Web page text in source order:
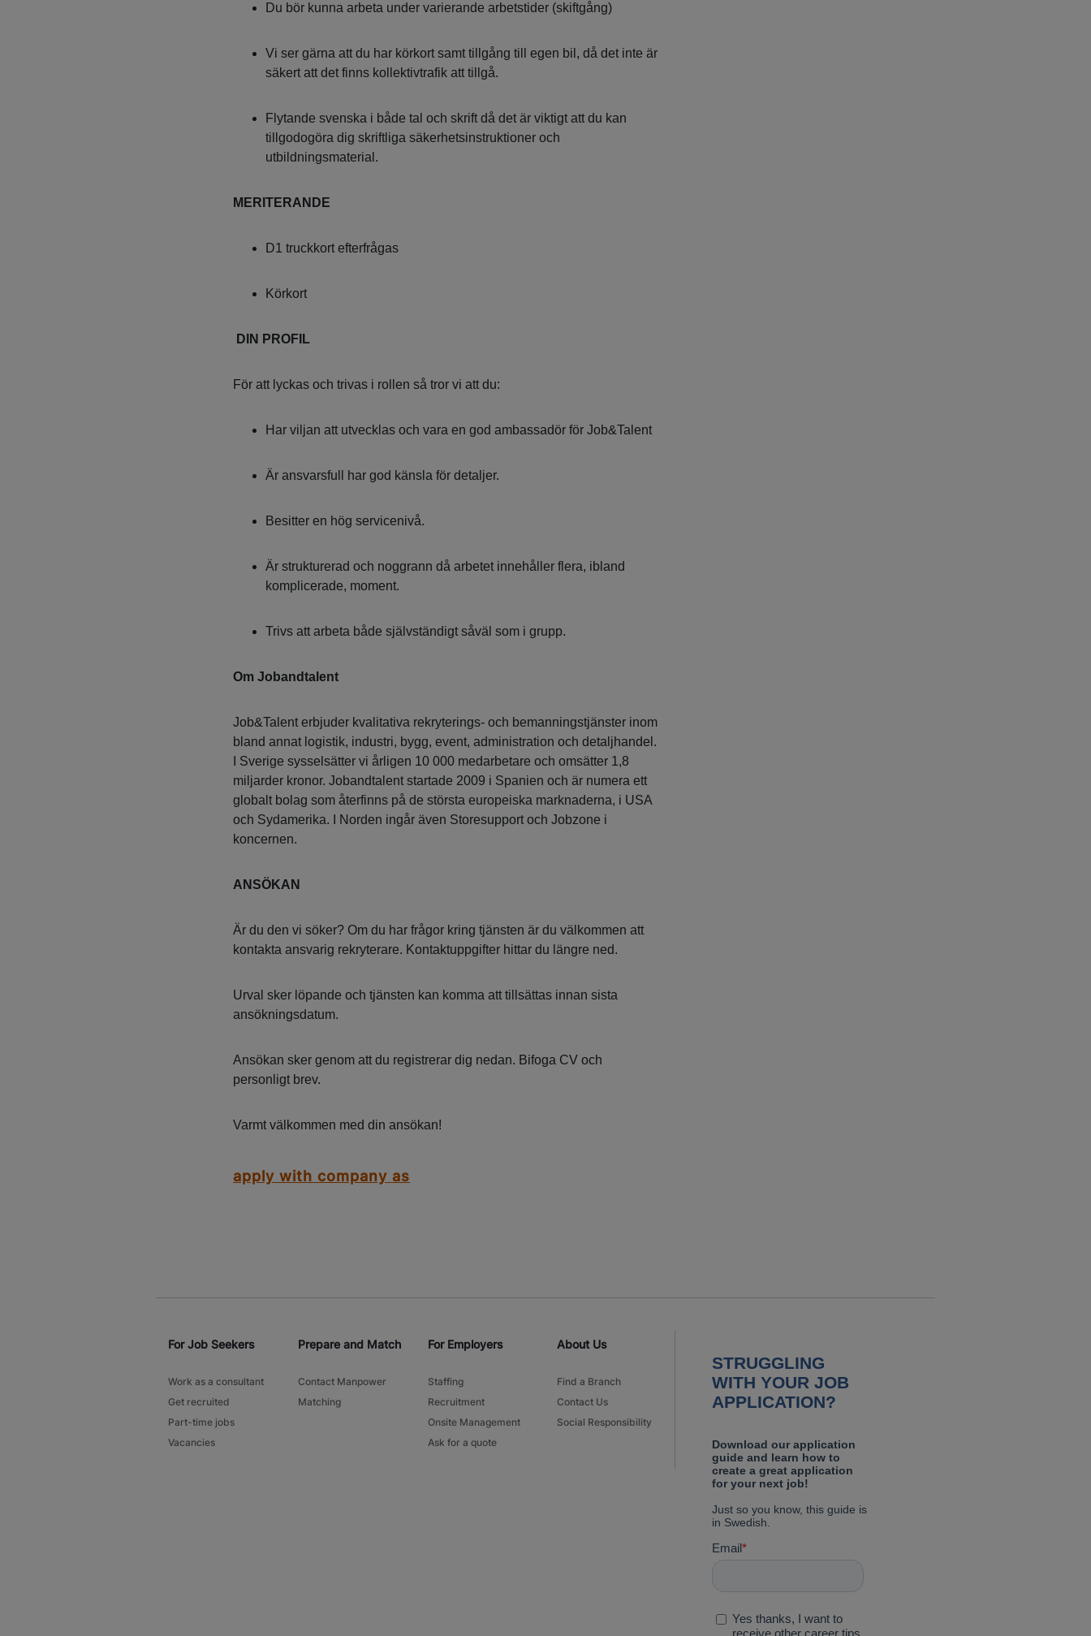
Du bör kunna arbeta under varierande arbetstider (skiftgång)
Vi ser gärna att du har körkort samt tillgång till egen bil, då det inte är
säkert att det finns kollektivtrafik att tillgå.
Flytande svenska i både tal och skrift då det är viktigt att du kan
tillgodogöra dig skriftliga säkerhetsinstruktioner och
utbildningsmaterial.
MERITERANDE
D1 truckkort efterfrågas
Körkort
DIN PROFIL
För att lyckas och trivas i rollen så tror vi att du:
Har viljan att utvecklas och vara en god ambassadör för Job&Talent
Är ansvarsfull har god känsla för detaljer.
Besitter en hög servicenivå.
Är strukturerad och noggrann då arbetet innehåller flera, ibland
komplicerade, moment.
Trivs att arbeta både självständigt såväl som i grupp.
Om Jobandtalent
Job&Talent erbjuder kvalitativa rekryterings- och bemanningstjänster inom
bland annat logistik, industri, bygg, event, administration och detaljhandel.
I Sverige sysselsätter vi årligen 10 000 medarbetare och omsätter 1,8
miljarder kronor. Jobandtalent startade 2009 i Spanien och är numera ett
globalt bolag som återfinns på de största europeiska marknaderna, i USA
och Sydamerika. I Norden ingår även Storesupport och Jobzone i
koncernen.
ANSÖKAN
Är du den vi söker? Om du har frågor kring tjänsten är du välkommen att
kontakta ansvarig rekryterare. Kontaktuppgifter hittar du längre ned.
Urval sker löpande och tjänsten kan komma att tillsättas innan sista
ansökningsdatum.
Ansökan sker genom att du registrerar dig nedan. Bifoga CV och
personligt brev.
Varmt välkommen med din ansökan!
apply with company as
For Job Seekers
Work as a consultant
Get recruited
Part-time jobs
Vacancies
Prepare and Match
Contact Manpower
Matching
For Employers
Staffing
Recruitment
Onsite Management
Ask for a quote
About Us
Find a Branch
Contact Us
Social Responsibility